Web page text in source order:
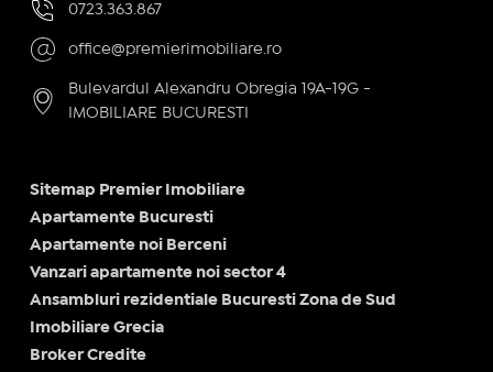
0723.363.867
office@premierimobiliare.ro
Bulevardul Alexandru Obregia 19A-19G -
IMOBILIARE BUCURESTI
Sitemap Premier Imobiliare
Apartamente Bucuresti
Apartamente noi Berceni
Vanzari apartamente noi sector 4
Ansambluri rezidentiale Bucuresti Zona de Sud
Imobiliare Grecia
Broker Credite